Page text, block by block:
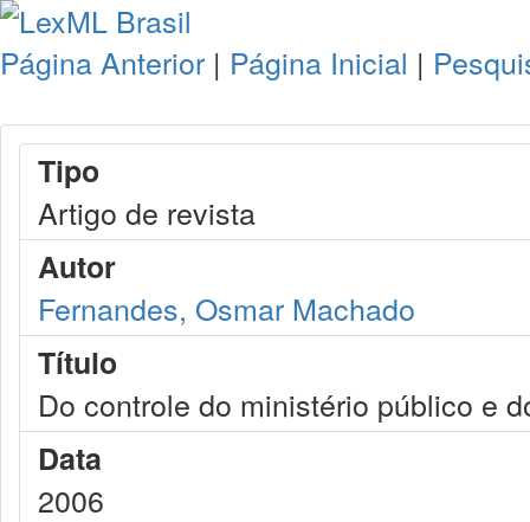
Página Anterior | Página Inicial |
Tipo
Artigo de revista
Autor
Fernandes, Osmar Machado
Título
Do controle do ministério público e
Data
2006